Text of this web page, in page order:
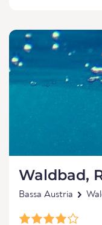
Waldbad,
Bassa Austria